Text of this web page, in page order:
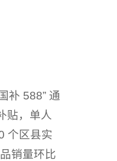
补 588” 通
贴，单人
个区县实
销量环比